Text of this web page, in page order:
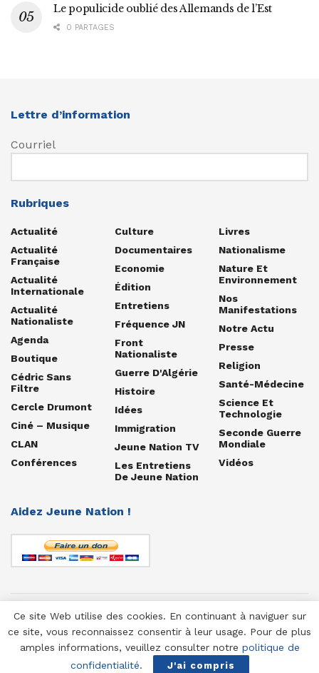
Le populicide oublié des Allemands de l’Est
0 PARTAGES
Lettre d’information
Courriel
Rubriques
Actualité
Actualité
Française
Actualité
Internationale
Actualité
Nationaliste
Agenda
Boutique
Cédric Sans
Filtre
Cercle Drumont
Ciné – Musique
CLAN
Conférences
Culture
Documentaires
Economie
Édition
Entretiens
Fréquence JN
Front
Nationaliste
Guerre D'Algérie
Histoire
Idées
Immigration
Jeune Nation TV
Les Entretiens
De Jeune Nation
Livres
Nationalisme
Nature Et
Environnement
Nos
Manifestations
Notre Actu
Presse
Religion
Santé-Médecine
Science Et
Technologie
Seconde Guerre
Mondiale
Vidéos
Aidez Jeune Nation !
© 1958-2025 Jeune Nation
Ce site Web utilise des cookies. En continuant à naviguer sur
ce site, vous reconnaissez consentir à leur usage. Pour de plus
amples informations, veuillez consulter notre politique de
confidentialité. J'ai compris